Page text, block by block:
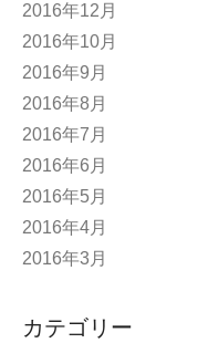
2016年12月
2016年10月
2016年9月
2016年8月
2016年7月
2016年6月
2016年5月
2016年4月
2016年3月
カテゴリー